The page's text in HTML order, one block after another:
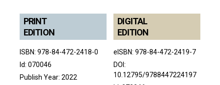
PRINT
EDITION
ISBN: 978-84-472-2418-0
Id: 070046
Publish Year: 2022
DIGITAL
EDITION
eISBN: 978-84-472-2419-7
DOI:
10.12795/9788447224197